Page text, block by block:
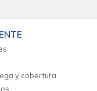
y cobertura